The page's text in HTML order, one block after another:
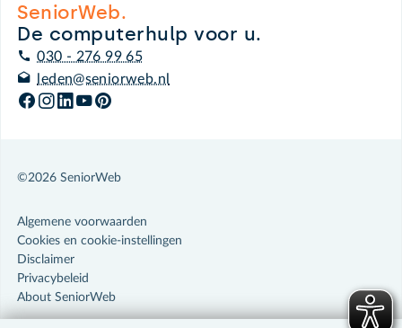
SeniorWeb.
De computerhulp voor u.
030 - 276 99 65
leden@seniorweb.nl
©2026 SeniorWeb
Algemene voorwaarden
Cookies en cookie-instellingen
Disclaimer
Privacybeleid
About SeniorWeb